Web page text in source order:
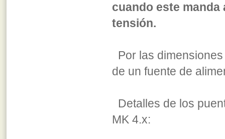
cuando este manda
tensión.
Por las
de un fuente de
Detalles de los
MK 4.x: